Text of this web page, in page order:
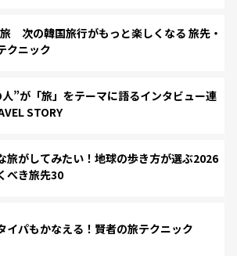
次の韓国旅行がもっと楽しくなる 旅先・
クニック
”が「旅」をテーマに語るインタビュー連
STORY
旅がしてみたい！地球の歩き方が選ぶ2026
べき旅先30
イパもかなえる！賢者の旅テクニック